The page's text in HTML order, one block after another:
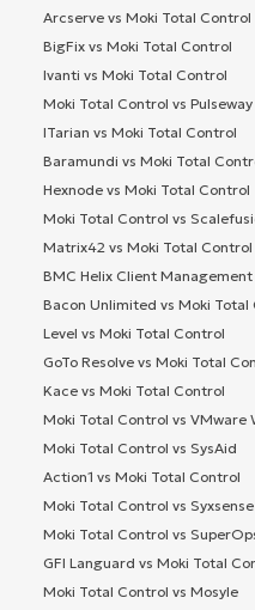
Arcserve vs Moki Total Control
BigFix vs Moki Total Control
Ivanti vs Moki Total Control
Moki Total Control vs Pulseway
ITarian vs Moki Total Control
Baramundi vs Moki Total
Hexnode vs Moki Total Control
Moki Total Control vs
Matrix42 vs Moki Total Control
BMC Helix Client
Bacon Unlimited vs Moki Total
Level vs Moki Total Control
GoTo Resolve vs Moki Total
Kace vs Moki Total Control
Moki Total Control vs VMware
Moki Total Control vs SysAid
Action1 vs Moki Total Control
Moki Total Control vs Syxsense
Moki Total Control vs
GFI Languard vs Moki Total
Moki Total Control vs Mosyle